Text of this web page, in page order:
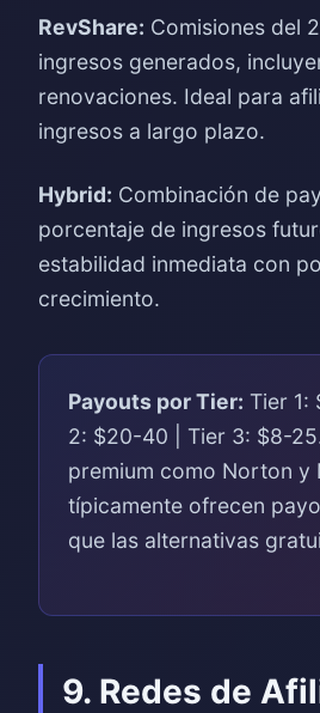
RevShare: Comisiones del
ingresos generados,
renovaciones. Ideal para
ingresos a largo plazo.
Hybrid: Combinación de
porcentaje de ingresos
estabilidad inmediata con
crecimiento.
Payouts por Tier: Tier 1:
2: $20-40 | Tier 3: $8-
premium como Norton y
típicamente ofrecen
que las alternativas
9. Redes de